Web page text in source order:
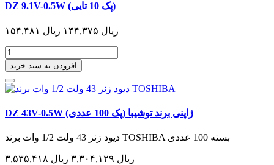
DZ 9.1V-0.5W (پک 10 تایی)
۱۵۴,۴۸۱ ریال ۱۴۴,۳۷۵ ریال
افزودن به سبد خرید
DZ 43V-0.5W ژاپنی برند توشیبا (پک 100 عددی)
دیود زنر 43 ولت 1/2 وات برند TOSHIBA بسته 100 عددی
۳,۵۳۵,۴۱۸ ریال ۳,۳۰۴,۱۲۹ ریال